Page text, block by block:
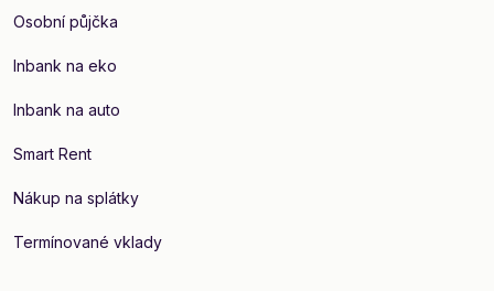
Osobní půjčka
Inbank na eko
Inbank na auto
Smart Rent
Nákup na splátky
Termínované vklady